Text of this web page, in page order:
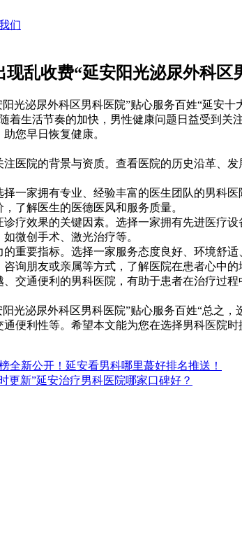
们
乱收费“延安阳光泌尿外科区
泌尿外科区男科医院”贴心服务百姓“延安十
着生活节奏的加快，男性健康问题日益受到
您早日恢复健康。
院的背景与资质。查看医院的历史沿革、
家拥有专业、经验丰富的医生团队的男科
了解医生的医德医风和服务质量。
效果的关键因素。选择一家拥有先进医疗设
微创手术、激光治疗等。
要指标。选择一家服务态度良好、环境舒
询朋友或亲属等方式，了解医院在患者心中的
通便利的男科医院，有助于患者在治疗过
泌尿外科区男科医院”贴心服务百姓“总之，
便利性等。希望本文能为您在选择男科医院
全新公开！延安看男科哪里蕞好排名推送！
更新”延安治疗男科医院哪家口碑好？